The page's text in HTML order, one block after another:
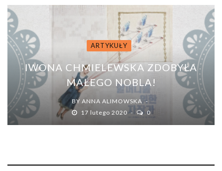
ARTYKUŁY
IWONA CHMIELEWSKA ZDOBYŁA
MAŁEGO NOBLA!
BY ANNA ALIMOWSKA
17 lutego 2020
0